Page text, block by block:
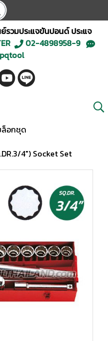
ย์รวมประแจขันปอนด์ ประแจ
02-4898958-9
อกชุด
4") Socket Set